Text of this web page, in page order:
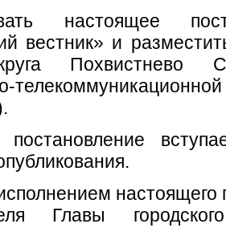
настоящее
вестник» и
Похвистнево
настоящего
Главы